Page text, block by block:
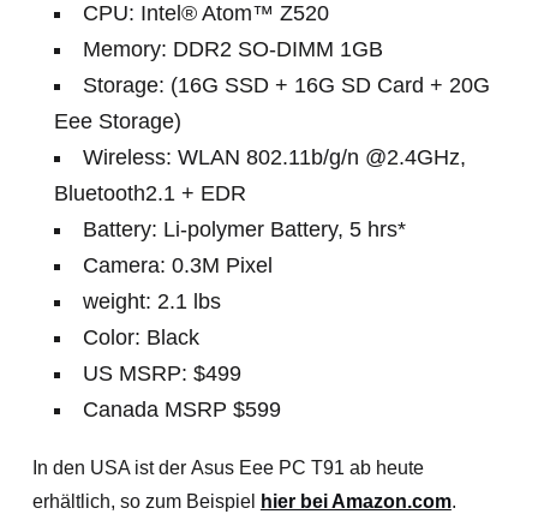
CPU: Intel® Atom™ Z520
Memory: DDR2 SO-DIMM 1GB
Storage: (16G SSD + 16G SD Card + 20G
Eee Storage)
Wireless: WLAN 802.11b/g/n @2.4GHz,
Bluetooth2.1 + EDR
Battery: Li-polymer Battery, 5 hrs*
Camera: 0.3M Pixel
weight: 2.1 lbs
Color: Black
US MSRP: $499
Canada MSRP $599
In den USA ist der Asus Eee PC T91 ab heute
erhältlich, so zum Beispiel
hier bei Amazon.com.